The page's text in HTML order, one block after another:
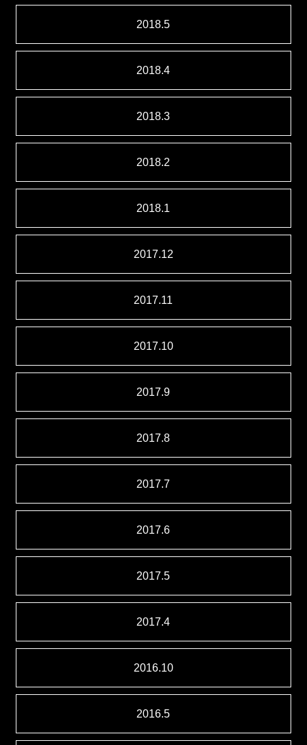
2018.5
2018.4
2018.3
2018.2
2018.1
2017.12
2017.11
2017.10
2017.9
2017.8
2017.7
2017.6
2017.5
2017.4
2016.10
2016.5